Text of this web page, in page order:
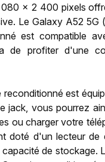
080 x 2 400 pixels
Le Galaxy A52 5G
est compatible
de profiter d'une
reconditionné est
jack, vous pourrez
ou charger votre
doté d'un lecteur de
de stockage.